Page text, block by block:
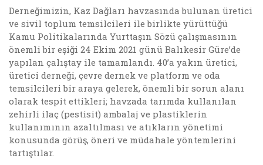
Derneğimizin, Kaz Dağları havzasında bulunan üretici
ve sivil toplum temsilcileri ile birlikte yürüttüğü
Kamu Politikalarında Yurttaşın Sözü çalışmasının
önemli bir eşiği 24 Ekim 2021 günü Balıkesir Güre’de
yapılan çalıştay ile tamamlandı. 40’a yakın üretici,
üretici derneği, çevre dernek ve platform ve oda
temsilcileri bir araya gelerek, önemli bir sorun alanı
olarak tespit ettikleri; havzada tarımda kullanılan
zehirli ilaç (pestisit) ambalaj ve plastiklerin
kullanımının azaltılması ve atıkların yönetimi
konusunda görüş, öneri ve müdahale yöntemlerini
tartıştılar.